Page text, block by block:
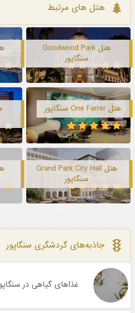
هتل های مرتبط
هتل Goodwood Park
سنگاپور
هتل One Farrer سنگاپور
هتل Grand Park City Hall
سنگاپور
جاذبه‌های گردشگری سنگاپور
غذاهای گیاهی در